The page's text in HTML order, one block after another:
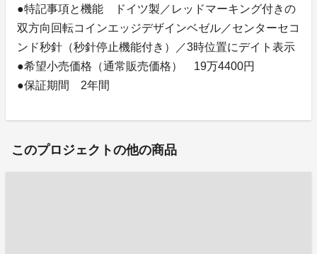
●特記事項と機能 ドイツ製／レッドマーキング付きの
双方向回転コインエッジデザインベゼル／センターセコ
ンド秒針（秒針停止機能付き）／3時位置にデイト表示
●希望小売価格（通常販売価格） 19万4400円
●保証期間 2年間
このプロジェクトの他の商品